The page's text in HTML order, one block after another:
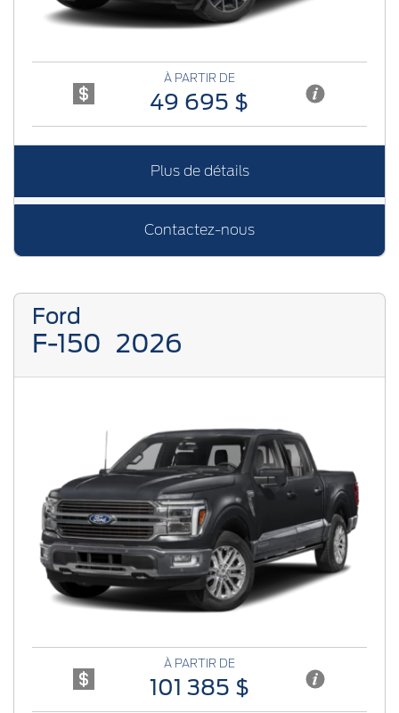
À PARTIR DE
49 695 $
Plus de détails
Contactez-nous
Ford
F-150 2026
Previous
À PARTIR DE
101 385 $